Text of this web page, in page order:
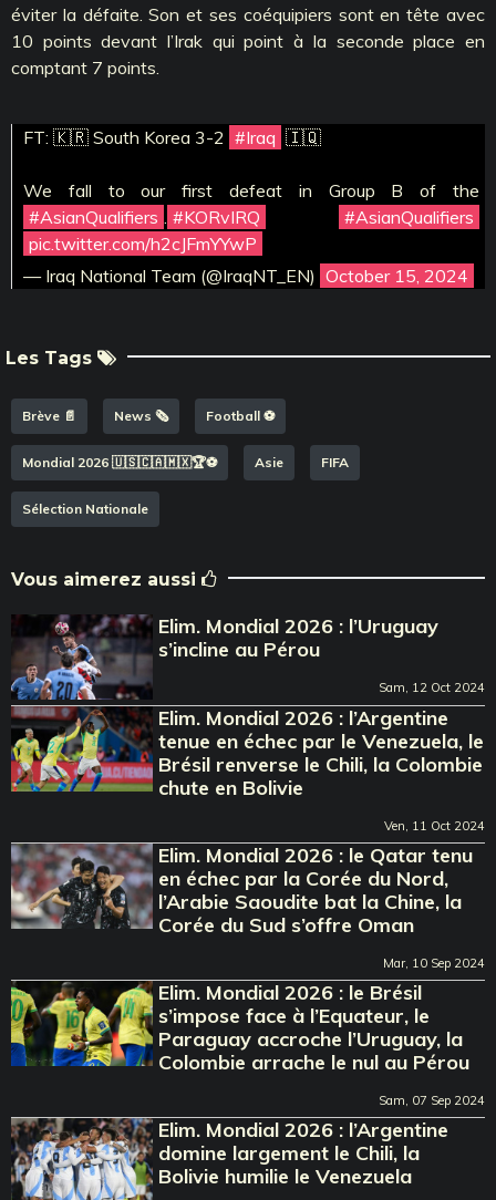
éviter la défaite. Son et ses coéquipiers sont en tête avec
10 points devant l’Irak qui point à la seconde place en
comptant 7 points.
FT: 🇰🇷 South Korea 3-2 #Iraq 🇮🇶
We fall to our first defeat in Group B of the
#AsianQualifiers
#KORvIRQ
#AsianQualifiers
pic.twitter.com/h2cJFmYYwP
— Iraq National Team (@IraqNT_EN) October 15, 2024
Les Tags
Brève 📄 News 🗞️ Football ⚽️
Mondial 2026 🇺🇸🇨🇦🇲🇽🏆⚽️ Asie FIFA
Sélection Nationale
Vous aimerez aussi
Elim. Mondial 2026 : l’Uruguay
s’incline au Pérou
Sam, 12 Oct 2024
Elim. Mondial 2026 : l’Argentine
tenue en échec par le Venezuela, le
Brésil renverse le Chili, la Colombie
chute en Bolivie
Ven, 11 Oct 2024
Elim. Mondial 2026 : le Qatar tenu
en échec par la Corée du Nord,
l’Arabie Saoudite bat la Chine, la
Corée du Sud s’offre Oman
Mar, 10 Sep 2024
Elim. Mondial 2026 : le Brésil
s’impose face à l’Equateur, le
Paraguay accroche l’Uruguay, la
Colombie arrache le nul au Pérou
Sam, 07 Sep 2024
Elim. Mondial 2026 : l’Argentine
domine largement le Chili, la
Bolivie humilie le Venezuela